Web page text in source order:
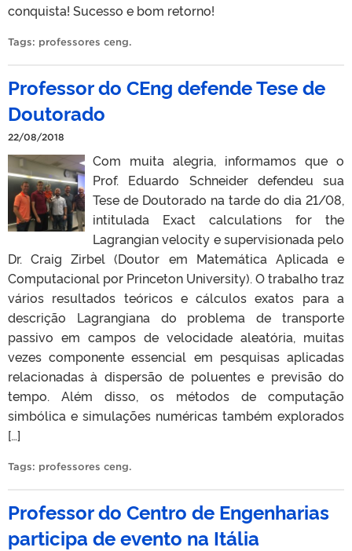
conquista! Sucesso e bom retorno!
Tags: professores ceng.
Professor do CEng defende Tese de
Doutorado
22/08/2018
Com muita alegria, informamos que o
Prof. Eduardo Schneider defendeu sua
Tese de Doutorado na tarde do dia 21/08,
intitulada Exact calculations for the
Lagrangian velocity e supervisionada pelo
Dr. Craig Zirbel (Doutor em Matemática Aplicada e
Computacional por Princeton University). O trabalho traz
vários resultados teóricos e cálculos exatos para a
descrição Lagrangiana do problema de transporte
passivo em campos de velocidade aleatória, muitas
vezes componente essencial em pesquisas aplicadas
relacionadas à dispersão de poluentes e previsão do
tempo. Além disso, os métodos de computação
simbólica e simulações numéricas também explorados
[…]
Tags: professores ceng.
Professor do Centro de Engenharias
participa de evento na Itália